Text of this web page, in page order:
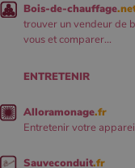
Bois-de-chauffage
trouver un vendeur de
vous et comparer...
ENTRETENIR
Alloramonage.fr
Entretenir votre
Sauveconduit.fr